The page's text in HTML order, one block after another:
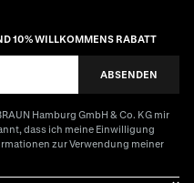
10% WILLKOMMENS RABATT
ABSENDEN
Hamburg GmbH & Co. KG mir
dass ich meine Einwilligung
zur Verwendung meiner